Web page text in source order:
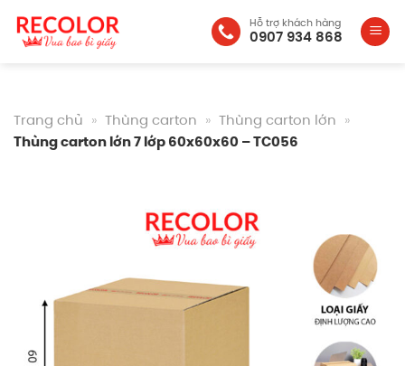
Bỏ
qua
Hỗ trợ khách hàng
0907 934 868
Trang chủ » Thùng carton » Thùng carton lớn »
Thùng carton lớn 7 lớp 60x60x60 – TC056